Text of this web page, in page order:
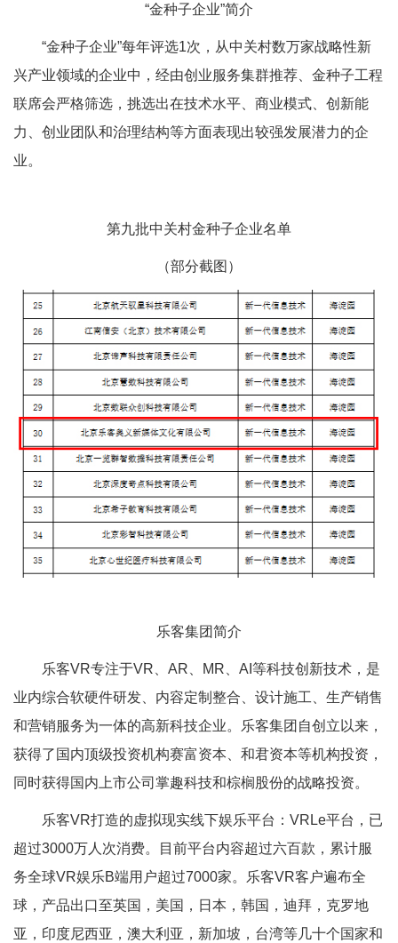
“金种子企业”简介
“金种子企业”每年评选1次，从中关村数万家战略性新
兴产业领域的企业中，经由创业服务集群推荐、金种子工程
联席会严格筛选，挑选出在技术水平、商业模式、创新能
力、创业团队和治理结构等方面表现出较强发展潜力的企
业。
第九批中关村金种子企业名单
（部分截图）
乐客集团简介
乐客VR专注于VR、AR、MR、AI等科技创新技术，是
业内综合软硬件研发、内容定制整合、设计施工、生产销售
和营销服务为一体的高新科技企业。乐客集团自创立以来，
获得了国内顶级投资机构赛富资本、和君资本等机构投资，
同时获得国内上市公司掌趣科技和棕榈股份的战略投资。
乐客VR打造的虚拟现实线下娱乐平台：VRLe平台，已
超过3000万人次消费。目前平台内容超过六百款，累计服
务全球VR娱乐B端用户超过7000家。乐客VR客户遍布全
球，产品出口至英国，美国，日本，韩国，迪拜，克罗地
亚，印度尼西亚，澳大利亚，新加坡，台湾等几十个国家和